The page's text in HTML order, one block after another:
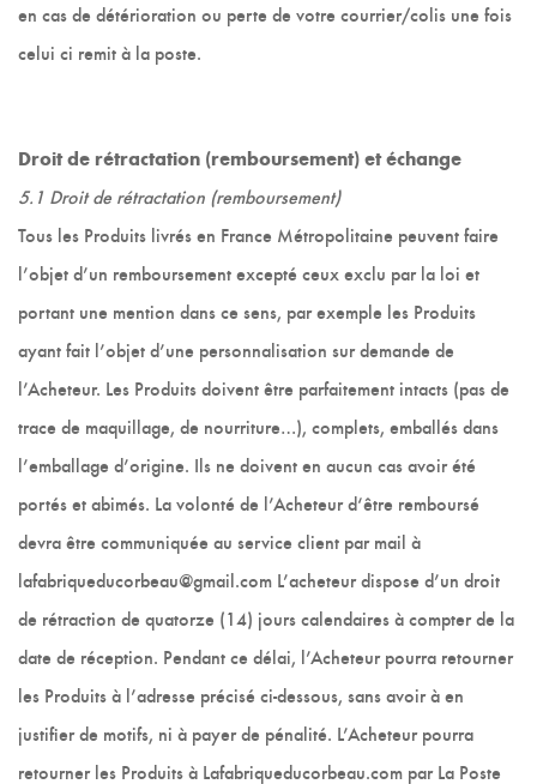
en cas de détérioration ou perte de votre courrier/colis une fois
celui ci remit à la poste.
Droit de rétractation (remboursement) et échange
5.1 Droit de rétractation (remboursement)
Tous les Produits livrés en France Métropolitaine peuvent faire
l’objet d’un remboursement excepté ceux exclu par la loi et
portant une mention dans ce sens, par exemple les Produits
ayant fait l’objet d’une personnalisation sur demande de
l’Acheteur. Les Produits doivent être parfaitement intacts (pas de
trace de maquillage, de nourriture…), complets, emballés dans
l’emballage d’origine. Ils ne doivent en aucun cas avoir été
portés et abimés. La volonté de l’Acheteur d‘être remboursé
devra être communiquée au service client par mail à
lafabriqueducorbeau@gmail.com L’acheteur dispose d’un droit
de rétraction de quatorze (14) jours calendaires à compter de la
date de réception. Pendant ce délai, l’Acheteur pourra retourner
les Produits à l’adresse précisé ci-dessous, sans avoir à en
justifier de motifs, ni à payer de pénalité. L’Acheteur pourra
retourner les Produits à Lafabriqueducorbeau.com par La Poste